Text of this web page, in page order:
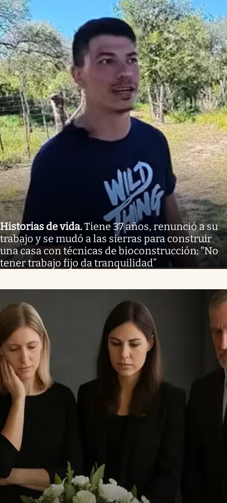
Historias de vida.Tiene 37 años, renunció a su
trabajo y se mudó a las sierras para construir
una casa con técnicas de bioconstrucción: “No
tener trabajo fijo da tranquilidad”